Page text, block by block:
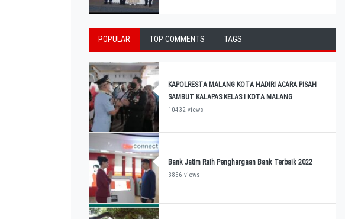
POPULAR TOP COMMENTS TAGS
KAPOLRESTA MALANG KOTA HADIRI ACARA PISAH
SAMBUT KALAPAS KELAS I KOTA MALANG
10432 views
Bank Jatim Raih Penghargaan Bank Terbaik 2022
3856 views